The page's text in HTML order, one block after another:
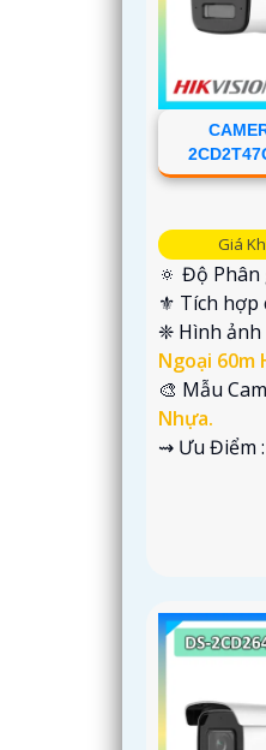
Giá
🔅 Độ Phân
⚜️ Tích hợp
❈ Hình ảnh
Ngoại 60m
🎨 Mẫu
Nhựa.
️⇝ Ưu Điểm :